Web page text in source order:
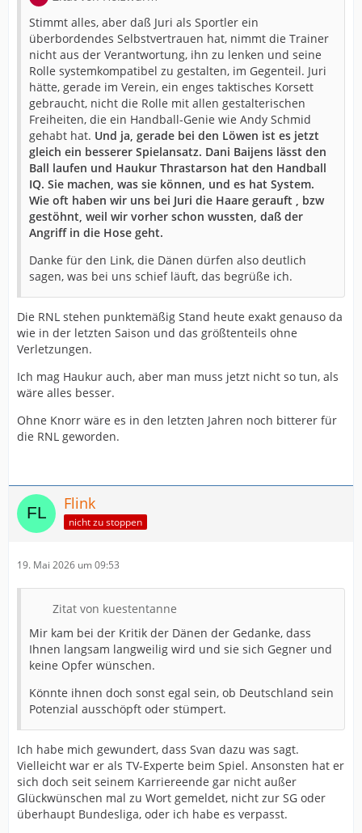
Stimmt alles, aber daß Juri als Sportler ein
überbordendes Selbstvertrauen hat, nimmt die Trainer
nicht aus der Verantwortung, ihn zu lenken und seine
Rolle systemkompatibel zu gestalten, im Gegenteil. Juri
hätte, gerade im Verein, ein enges taktisches Korsett
gebraucht, nicht die Rolle mit allen gestalterischen
Freiheiten, die ein Handball-Genie wie Andy Schmid
gehabt hat. Und ja, gerade bei den Löwen ist es jetzt
gleich ein besserer Spielansatz. Dani Baijens lässt den
Ball laufen und Haukur Thrastarson hat den Handball
IQ. Sie machen, was sie können, und es hat System.
Wie oft haben wir uns bei Juri die Haare gerauft , bzw
gestöhnt, weil wir vorher schon wussten, daß der
Angriff in die Hose geht.
Danke für den Link, die Dänen dürfen also deutlich
sagen, was bei uns schief läuft, das begrüße ich.
Die RNL stehen punktemäßig Stand heute exakt genauso da
wie in der letzten Saison und das größtenteils ohne
Verletzungen.
Ich mag Haukur auch, aber man muss jetzt nicht so tun, als
wäre alles besser.
Ohne Knorr wäre es in den letzten Jahren noch bitterer für
die RNL geworden.
Flink
nicht zu stoppen
19. Mai 2026 um 09:53
Zitat von kuestentanne
Mir kam bei der Kritik der Dänen der Gedanke, dass
Ihnen langsam langweilig wird und sie sich Gegner und
keine Opfer wünschen.
Könnte ihnen doch sonst egal sein, ob Deutschland sein
Potenzial ausschöpft oder stümpert.
Ich habe mich gewundert, dass Svan dazu was sagt.
Vielleicht war er als TV-Experte beim Spiel. Ansonsten hat er
sich doch seit seinem Karriereende gar nicht außer
Glückwünschen mal zu Wort gemeldet, nicht zur SG oder
überhaupt Bundesliga, oder ich habe es verpasst.